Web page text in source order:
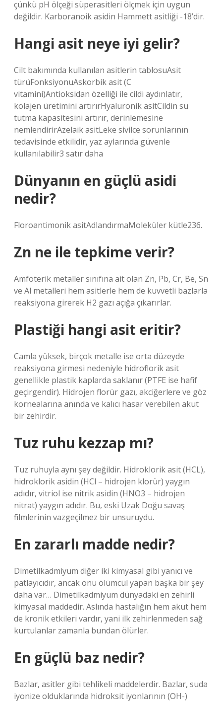
çünkü pH ölçeği süperasitleri ölçmek için uygun
değildir. Karboranoik asidin Hammett asitliği -18’dir.
Hangi asit neye iyi gelir?
Cilt bakımında kullanılan asitlerin tablosuAsit
türüFonksiyonuAskorbik asit (C
vitamini)Antioksidan özelliği ile cildi aydınlatır,
kolajen üretimini artırırHyaluronik asitCildin su
tutma kapasitesini artırır, derinlemesine
nemlendirirAzelaik asitLeke sivilce sorunlarının
tedavisinde etkilidir, yaz aylarında güvenle
kullanılabilir3 satır daha
Dünyanın en güçlü asidi
nedir?
Floroantimonik asitAdlandırmaMoleküler kütle236.
Zn ne ile tepkime verir?
Amfoterik metaller sınıfına ait olan Zn, Pb, Cr, Be, Sn
ve Al metalleri hem asitlerle hem de kuvvetli bazlarla
reaksiyona girerek H2 gazı açığa çıkarırlar.
Plastiği hangi asit eritir?
Camla yüksek, birçok metalle ise orta düzeyde
reaksiyona girmesi nedeniyle hidroflorik asit
genellikle plastik kaplarda saklanır (PTFE ise hafif
geçirgendir). Hidrojen florür gazı, akciğerlere ve göz
kornealarına anında ve kalıcı hasar verebilen akut
bir zehirdir.
Tuz ruhu kezzap mı?
Tuz ruhuyla aynı şey değildir. Hidroklorik asit (HCL),
hidroklorik asidin (HCl – hidrojen klorür) yaygın
adıdır, vitriol ise nitrik asidin (HNO3 – hidrojen
nitrat) yaygın adıdır. Bu, eski Uzak Doğu savaş
filmlerinin vazgeçilmez bir unsuruydu.
En zararlı madde nedir?
Dimetilkadmiyum diğer iki kimyasal gibi yanıcı ve
patlayıcıdır, ancak onu ölümcül yapan başka bir şey
daha var… Dimetilkadmiyum dünyadaki en zehirli
kimyasal maddedir. Aslında hastalığın hem akut hem
de kronik etkileri vardır, yani ilk zehirlenmeden sağ
kurtulanlar zamanla bundan ölürler.
En güçlü baz nedir?
Bazlar, asitler gibi tehlikeli maddelerdir. Bazlar, suda
iyonize olduklarında hidroksit iyonlarının (OH-)